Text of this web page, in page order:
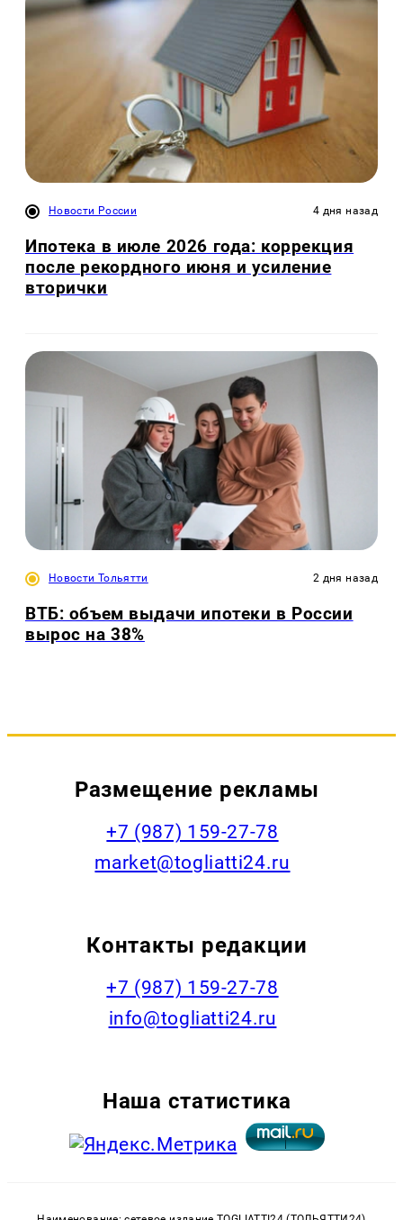
Новости России 4 дня назад
Ипотека в июле 2026 года: коррекция
после рекордного июня и усиление
вторички
Новости Тольятти 2 дня назад
ВТБ: объем выдачи ипотеки в России
вырос на 38%
Размещение рекламы
+7 (987) 159-27-78
market@togliatti24.ru
Контакты редакции
+7 (987) 159-27-78
info@togliatti24.ru
Наша статистика